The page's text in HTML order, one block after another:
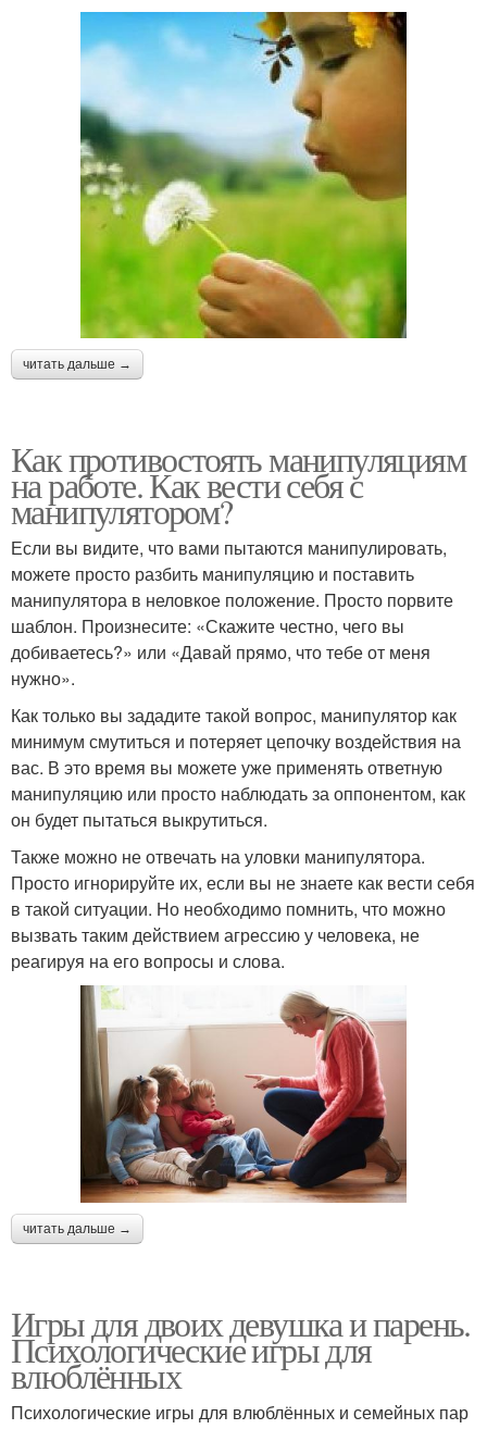
читать дальше →
Как противостоять манипуляциям
на работе. Как вести себя с
манипулятором?
Если вы видите, что вами пытаются манипулировать,
можете просто разбить манипуляцию и поставить
манипулятора в неловкое положение. Просто порвите
шаблон. Произнесите: «Скажите честно, чего вы
добиваетесь?» или «Давай прямо, что тебе от меня
нужно».
Как только вы зададите такой вопрос, манипулятор как
минимум смутиться и потеряет цепочку воздействия на
вас. В это время вы можете уже применять ответную
манипуляцию или просто наблюдать за оппонентом, как
он будет пытаться выкрутиться.
Также можно не отвечать на уловки манипулятора.
Просто игнорируйте их, если вы не знаете как вести себя
в такой ситуации. Но необходимо помнить, что можно
вызвать таким действием агрессию у человека, не
реагируя на его вопросы и слова.
читать дальше →
Игры для двоих девушка и парень.
Психологические игры для
влюблённых
Психологические игры для влюблённых и семейных пар